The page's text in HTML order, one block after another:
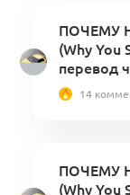
ПОЧЕМУ
(Why You
перевод
14
ПОЧЕМУ
(Why You